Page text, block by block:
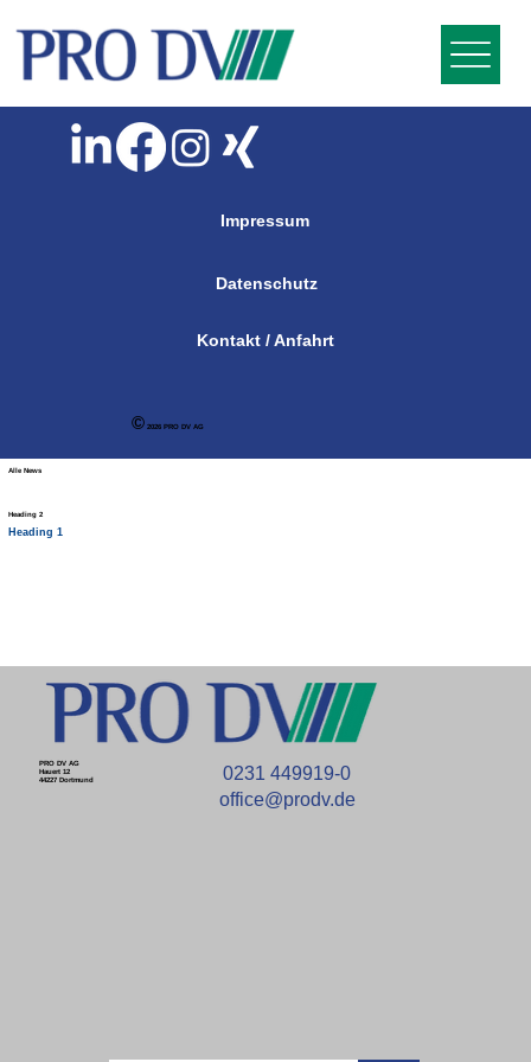
Alle News
Heading 2
Heading 1
PRO DV AG
Hauert 12
44227 Dortmund
0231 449919-0
office@prodv.de
Impressum
Datenschutz
Kontakt / Anfahrt
© 2026 PRO DV AG